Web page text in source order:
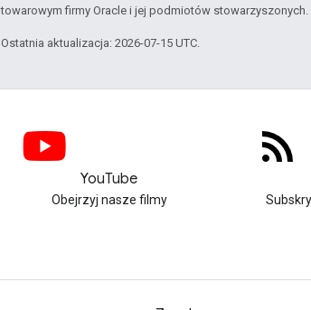
towarowym firmy Oracle i jej podmiotów stowarzyszonych.
Ostatnia aktualizacja: 2026-07-15 UTC.
YouTube
Obejrzyj nasze filmy